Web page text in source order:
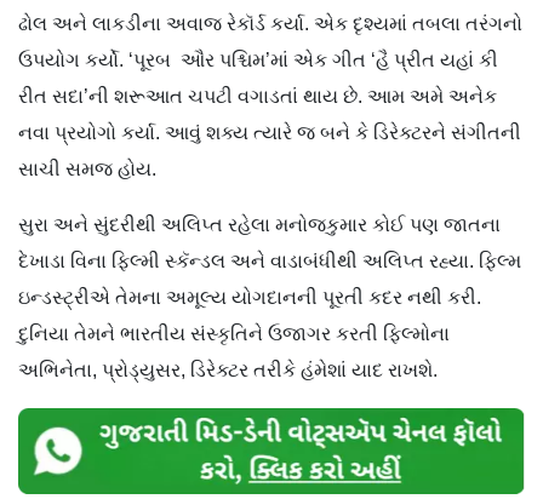
ઢોલ અને લાકડીના અવાજ રેકૉર્ડ કર્યા. એક દૃશ્યમાં તબલા તરંગનો
ઉપયોગ કર્યો. ‘પૂરબ ઔર પશ્ચિમ’માં એક ગીત ‘હૈ પ્રીત યહાં કી
રીત સદા’ની શરૂઆત ચપટી વગાડતાં થાય છે. આમ અમે અનેક
નવા પ્રયોગો કર્યા. આવું શક્ય ત્યારે જ બને કે ડિરેક્ટરને સંગીતની
સાચી સમજ હોય.
સુરા અને સુંદરીથી અલિપ્ત રહેલા મનોજકુમાર કોઈ પણ જાતના
દેખાડા વિના ફિલ્મી સ્કૅન્ડલ અને વાડાબંધીથી અલિપ્ત રહ્યા. ફિલ્મ
ઇન્ડસ્ટ્રીએ તેમના અમૂલ્ય યોગદાનની પૂરતી કદર નથી કરી.
દુનિયા તેમને ભારતીય સંસ્કૃતિને ઉજાગર કરતી ફિલ્મોના
અભિનેતા, પ્રોડ્યુસર, ડિરેક્ટર તરીકે હંમેશાં યાદ રાખશે.